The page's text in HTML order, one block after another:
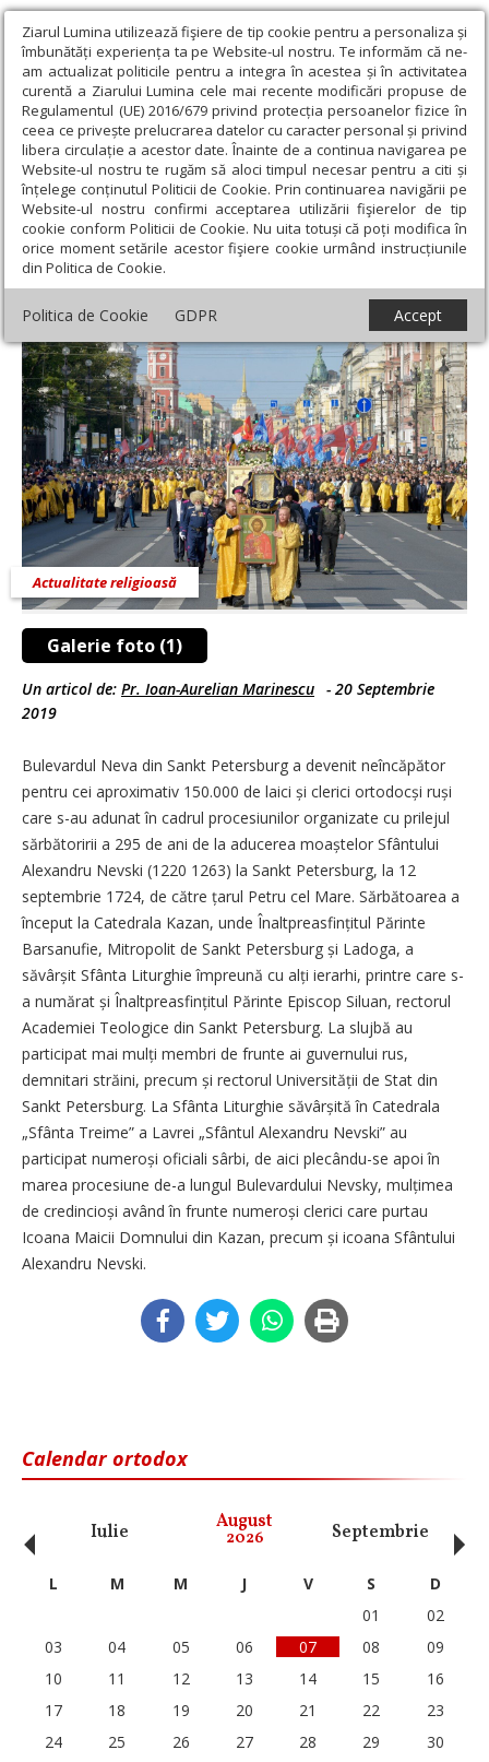
Ziarul Lumina utilizează fişiere de tip cookie pentru a personaliza și
îmbunătăți experiența ta pe Website-ul nostru. Te informăm că ne-
am actualizat politicile pentru a integra în acestea și în activitatea
curentă a Ziarului Lumina cele mai recente modificări propuse de
Regulamentul (UE) 2016/679 privind protecția persoanelor fizice în
ceea ce privește prelucrarea datelor cu caracter personal și privind
libera circulație a acestor date. Înainte de a continua navigarea pe
Website-ul nostru te rugăm să aloci timpul necesar pentru a citi și
înțelege conținutul Politicii de Cookie. Prin continuarea navigării pe
Website-ul nostru confirmi acceptarea utilizării fişierelor de tip
cookie conform Politicii de Cookie. Nu uita totuși că poți modifica în
orice moment setările acestor fişiere cookie urmând instrucțiunile
din Politica de Cookie.
Politica de Cookie GDPR Accept
Ziarul Lumina › Actualitate religioasă › Procesiune de proporții în
cinstea Sfântului Alexandru Nevski
Procesiune de proporții în cinstea
Sfântului Alexandru Nevski
Galerie foto (1)
Actualitate religioasă
Un articol de: Pr. Ioan-Aurelian Marinescu - 20 Septembrie
2019
Bulevardul Neva din Sankt Petersburg a devenit neîncăpător
pentru cei aproximativ 150.000 de laici și clerici orto­docși ruși
care s-au adunat în cadrul procesiunilor organizate cu prilejul
sărbătoririi a 295 de ani de la aducerea moaștelor Sfântului
Alexandru Nevski (1220 1263) la Sankt Petersburg, la 12
septembrie 1724, de către țarul Petru cel Mare. Sărbătoarea a
început la Catedrala Kazan, unde Înaltprea­sfin­țitul Părinte
Barsanufie, Mitropolit de Sankt Petersburg și Ladoga, a
săvârșit Sfânta Liturghie împreună cu alți ierarhi, prin­tre care s-
a numărat și Înalt­preasfințitul Părinte Episcop Siluan, rectorul
Academiei Teologice din Sankt Petersburg. La slujbă au
participat mai mulți membri de frunte ai guvernului rus,
demnitari străini, precum și rectorul Universității de Stat din
Sankt Petersburg. La Sfânta Liturghie săvârșită în Catedrala
„Sfânta Treime” a Lavrei „Sfântul Alexandru Nevski” au
participat numeroși oficiali sârbi, de aici plecându-se apoi în
marea procesiune de-a lungul Bulevardului Nevsky, mulțimea
de credincioși având în frunte numeroși clerici care purtau
Icoana Maicii Domnului din Kazan, precum și icoana Sfântului
Alexandru Nevski.
Calendar ortodox
Iulie August
2026 Septembrie
‹ L M M J V S
D
01
02
03
04 05 06 07 08
09
10
11 12 13 14 15
16
17
18 19 20 21 22
23
24
25 26 27 28 29
30